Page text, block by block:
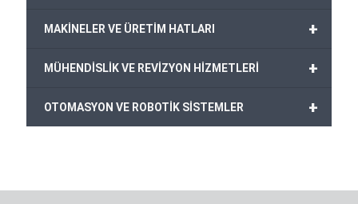
+
MAKİNELER VE ÜRETİM HATLARI
+
MÜHENDİSLİK VE REVİZYON HİZMETLERİ
+
OTOMASYON VE ROBOTİK SİSTEMLER